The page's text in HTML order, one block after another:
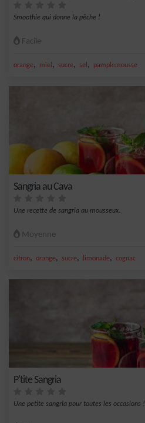
Smoothie qui donne la pêche !
Facile
orange, miel , sucre, sel , pamplemousse
Sangria au Cava
Une recette de sangria au mousseux.
Moyenne
citron, orange, sucre, limonade, cognac
P'tite Sangria
Une petite sangria pour toutes les occasions !